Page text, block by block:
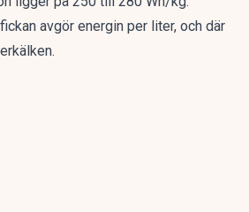
avgör energin per liter, och där